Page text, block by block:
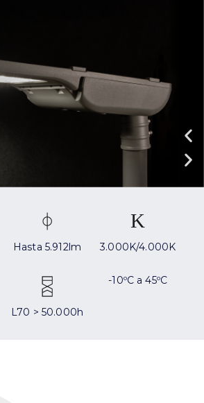
Hasta 5.912lm 3.000K/4.000K
L70 > 50.000h
-10ºC a 45ºC